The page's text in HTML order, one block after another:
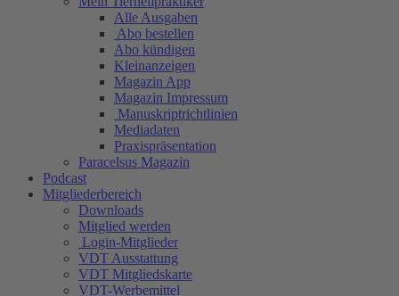
Alle Ausgaben
Abo bestellen
Abo kündigen
Kleinanzeigen
Magazin App
Magazin Impressum
Manuskriptrichtlinien
Mediadaten
Praxispräsentation
Paracelsus Magazin
Podcast
Mitgliederbereich
Downloads
Mitglied werden
Login-Mitglieder
VDT Ausstattung
VDT Mitgliedskarte
VDT-Werbemittel